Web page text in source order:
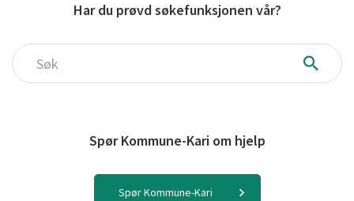
Har du prøvd søkefunksjonen vår?
Søk
Spør Kommune-Kari om hjelp
Spør Kommune-Kari